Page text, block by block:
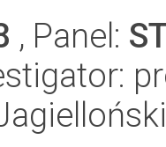
, Panel: